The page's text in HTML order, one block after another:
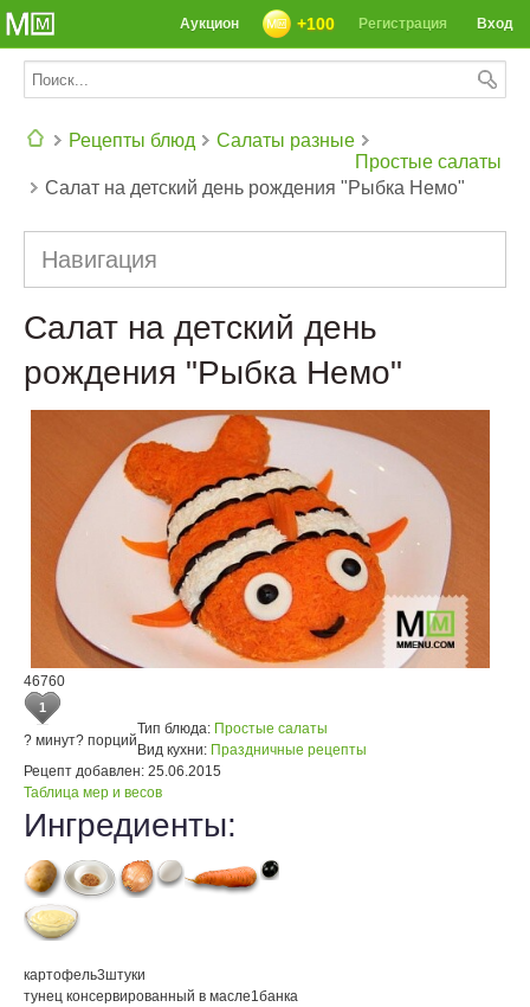
СЕГОДНЯ: 39142 РЕЦЕПТА
Вход
Регистрация
+100
Аукцион
Рецепты блюд
Салаты разные
Простые салаты
Салат на детский день рождения "Рыбка Немо"
Навигация
Салат на детский день
рождения "Рыбка Немо"
46760
1
? минут? порций
Тип блюда: Простые салаты
Вид кухни: Праздничные рецепты
Рецепт добавлен: 25.06.2015
Таблица мер и весов
Ингредиенты:
картофель3штуки
тунец консервированный в масле1банка